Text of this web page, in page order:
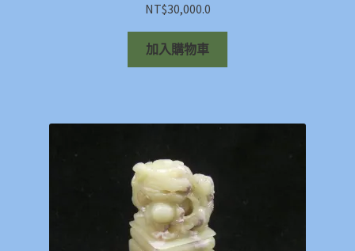
NT$30,000.0
加入購物車